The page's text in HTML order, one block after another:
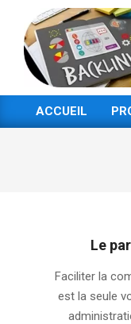
content
Primary
ACCUEIL
Le
08-
12
Faciliter la
est la seule